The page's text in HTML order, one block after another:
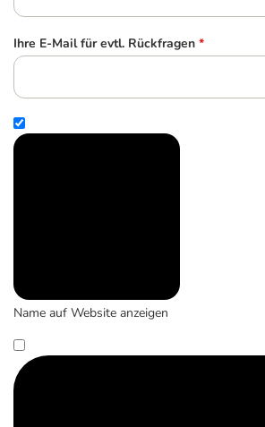
Ihre E-Mail für evtl. Rückfragen *
Name auf Website anzeigen